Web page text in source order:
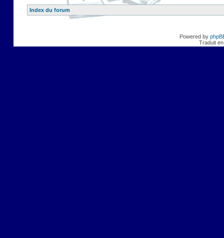
Index du forum
Powered by
Traduit